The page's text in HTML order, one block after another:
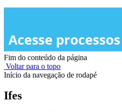
Fim do conteúdo da página
Voltar para o topo
Início da navegação de rodapé
Ifes